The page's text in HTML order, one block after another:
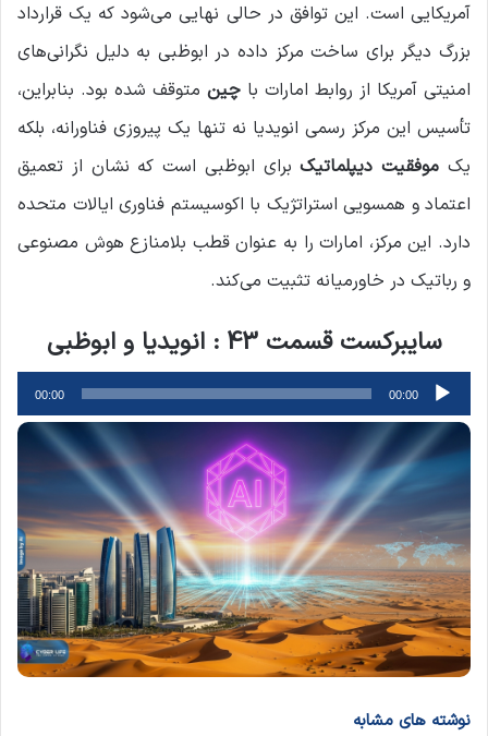
آمریکایی است. این توافق در حالی نهایی می‌شود که یک قرارداد
بزرگ دیگر برای ساخت مرکز داده در ابوظبی به دلیل نگرانی‌های
امنیتی آمریکا از روابط امارات با چین متوقف شده بود. بنابراین،
تأسیس این مرکز رسمی انویدیا نه تنها یک پیروزی فناورانه، بلکه
یک موفقیت دیپلماتیکبرای ابوظبی است که نشان از تعمیق
اعتماد و همسویی استراتژیک با اکوسیستم فناوری ایالات متحده
دارد. این مرکز، امارات را به عنوان قطب بلامنازع هوش مصنوعی
و رباتیک در خاورمیانه تثبیت می‌کند.
سایبرکست قسمت 43 : انویدیا و ابوظبی
پخش‌کننده
صوت
00:00
00:00
نوشته های مشابه